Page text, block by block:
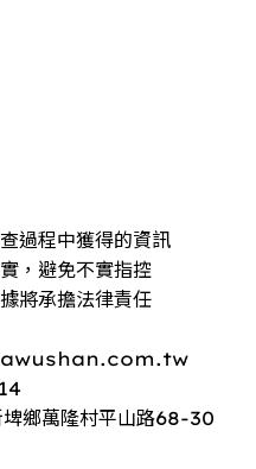
過程中獲得的資訊
，避免不實指控
將承擔法律責任
鄉萬隆村平山路68-30